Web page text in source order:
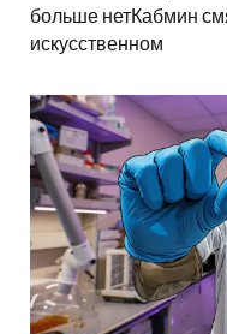
больше нетКабмин
искусственном